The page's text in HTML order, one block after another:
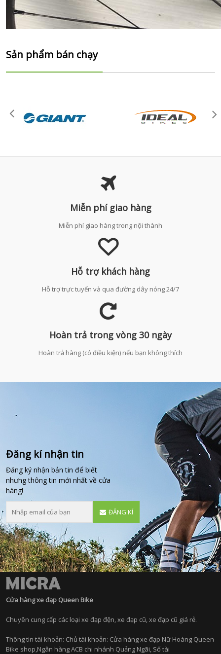
Sản phẩm bán chạy
Miễn phí giao hàng
Miễn phí giao hàng trong nội thành
Hỗ trợ khách hàng
Hỗ trợ trực tuyến và qua đường dây nóng 24/7
Hoàn trả trong vòng 30 ngày
Hoàn trả hàng (có điều kiện) nếu bạn không thích
Đăng kí nhận tin
Đăng ký nhận bản tin để biết
nhưng thông tin mới nhất về cửa
hàng!
ĐĂNG KÍ
Cửa hàng xe đạp Queen Bike
Chuyên cung cấp các loại xe đạp đện, xe đạp cũ, xe đạp cũ giá rẻ.
Thông tin tài khoản: Chủ tài khoản: Cửa hàng xe đạp Nữ Hoàng Queen
Bike shop,Ngân hàng ACB chi nhánh Quảng Ngãi, Số tài